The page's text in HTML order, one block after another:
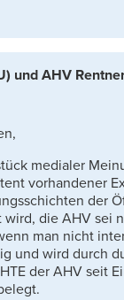
und AHV
medialer
vorhandener
der
wird, die AHV sei
man nicht
und wird durch
der AHV seit